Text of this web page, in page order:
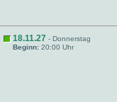
18.11.27 - Donnerstag
Beginn: 20:00 Uhr